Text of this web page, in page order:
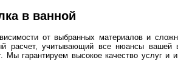
в ванной
от выбранных материалов и
расчет, учитывающий все нюансы
Мы гарантируем высокое качество услуг и